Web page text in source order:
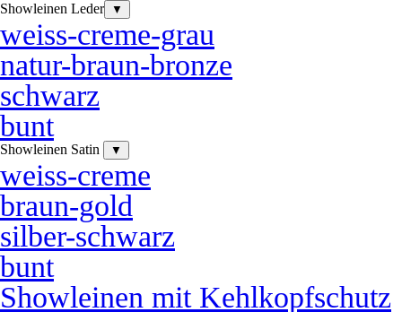
Showleinen Leder ▼
weiss-creme-grau
natur-braun-bronze
schwarz
bunt
Showleinen Satin ▼
weiss-creme
braun-gold
silber-schwarz
bunt
Showleinen mit Kehlkopfschutz